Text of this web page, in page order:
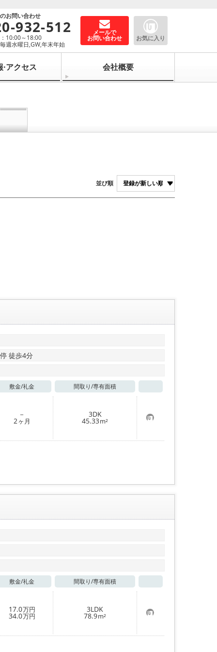
お問い合わせ
932-512
10:00～18:00
週水曜日,GW,年末年始
メールで
お問い合わせ お気に入り
アクセス 会社概要
並び順
徒歩4分
敷金/礼金 間取り/専有面積
－
2ヶ月
3DK
45.33m² お
気
に
入
敷金/礼金 間取り/専有面積
17.0万円
34.0万円
3LDK
78.9m² お
気
に
入